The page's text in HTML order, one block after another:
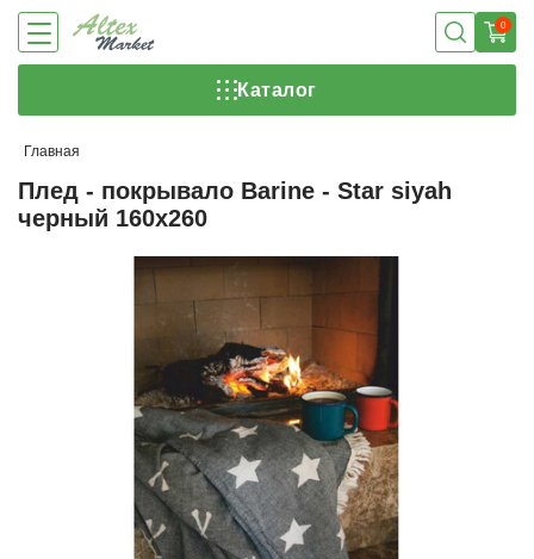
0
Каталог
Главная
Плед - покрывало Barine - Star siyah
черный 160x260